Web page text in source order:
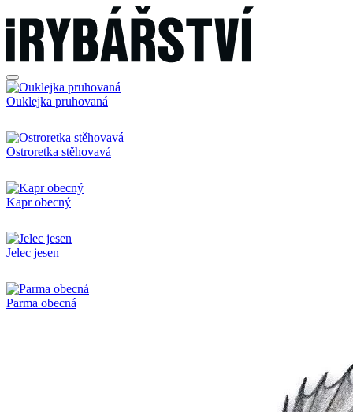
Ouklejka pruhovaná
Ostroretka stěhovavá
Kapr obecný
Jelec jesen
Parma obecná